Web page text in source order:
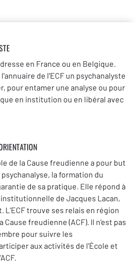
en France ou en Belgique.
de l'ECF un psychanalyste
pour entamer une analyse ou pour
en institution ou en libéral avec
de la Cause freudienne a pour but
la formation du
de sa pratique. Elle répond à
de Jacques Lacan,
trouve ses relais en région
Cause freudienne (ACF). Il n’est pas
pour suivre les
aux activités de l’École et